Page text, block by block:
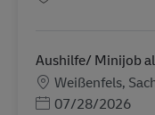
Aushilfe/ Minijob
Lokation
Weißenfels,
Posted Date
07/28/2026